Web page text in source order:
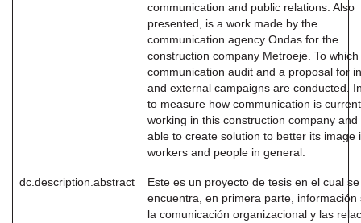
communication and public relations. Also
presented, is a work made by the
communication agency Ondas for the
construction company Metroeje. To which
communication audit and a proposal for
and external campaigns are conducted.
to measure how communication is
working in this construction company and
able to create solution to better its image
workers and people in general.
dc.description.abstract
Este es un proyecto de tesis en el cual se
encuentra, en primera parte, información
la comunicación organizacional y las